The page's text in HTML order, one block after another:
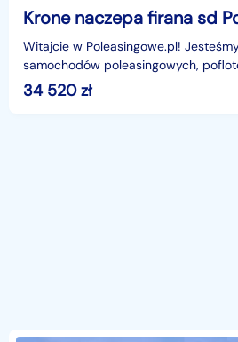
Witajcie w Poleasingowe.pl!
samochodów poleasingowych,
powindykacyjnych.Mamy dla was
KRONE SD
34 520zł